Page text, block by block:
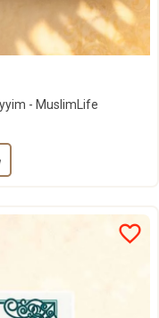
- MuslimLife
favorite_border